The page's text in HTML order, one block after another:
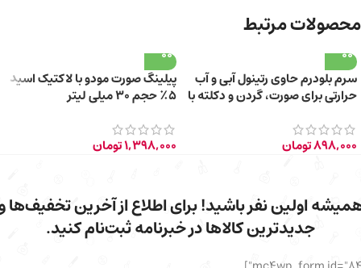
محصولات مرتبط
سرم بلودرم حاوی رتینول آبی و آب
حرارتی برای صورت، گردن و دکلته با
898,000تومان
پیلینگ صورت مودو با لاکتیک اسید
۵٪ حجم ۳۰ میلی لیتر
1,398,000تومان
اولین نفر باشید! برای اطلاع از آخرین تخفیف‌ها
جدیدترین کالاها در خبرنامه ثبت‌نام کنید.